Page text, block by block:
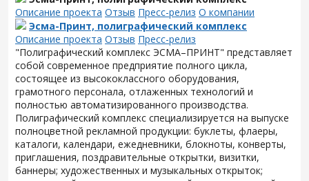
Описание проекта Отзыв Пресс-релиз О компании
Эсма-Принт, полиграфический комплекс
Описание проекта Отзыв Пресс-релиз
"Полиграфический комплекс ЭСМА–ПРИНТ" представляет
собой современное предприятие полного цикла,
состоящее из высококлассного оборудования,
грамотного персонала, отлаженных технологий и
полностью автоматизированного производства.
Полиграфический комплекс специализируется на выпуске
полноцветной рекламной продукции: буклеты, флаеры,
каталоги, календари, ежедневники, блокноты, конверты,
приглашения, поздравительные открытки, визитки,
баннеры; художественных и музыкальных открыток;